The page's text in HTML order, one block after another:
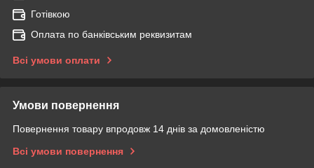
Готівкою
Оплата по банківським реквизитам
Всі умови оплати
Умови повернення
Повернення товару впродовж 14 днів за домовленістю
Всі умови повернення